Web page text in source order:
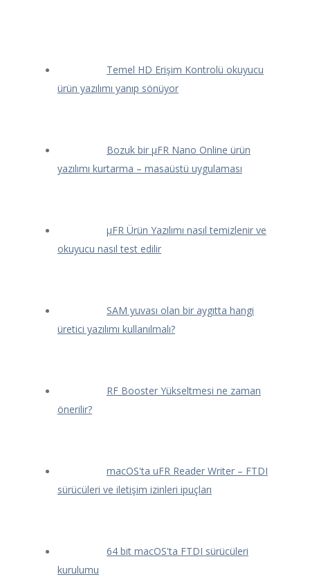
Temel HD Erişim Kontrolü okuyucu
ürün yazılımı yanıp sönüyor
Bozuk bir μFR Nano Online ürün
yazılımı kurtarma – masaüstü uygulaması
μFR Ürün Yazılımı nasıl temizlenir ve
okuyucu nasıl test edilir
SAM yuvası olan bir aygıtta hangi
üretici yazılımı kullanılmalı?
RF Booster Yükseltmesi ne zaman
önerilir?
macOS'ta uFR Reader Writer – FTDI
sürücüleri ve iletişim izinleri ipuçları
64 bit macOS'ta FTDI sürücüleri
kurulumu